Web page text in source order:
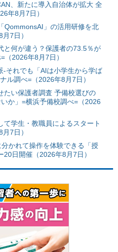
、新たに導入自治体が拡大 全
年8月7日）
QommonsAI」の活用研修を北
7日）
と何が違う？保護者の73.5％が
（2026年8月7日）
-それでも「AIは小学生から学ば
ル調べ=（2026年8月7日）
たい保護者調査 予備校選びの
か」=横浜予備校調べ=（2026
学生・教職員によるスタート
7日）
かれて操作を体験できる「授
日開催（2026年8月7日）